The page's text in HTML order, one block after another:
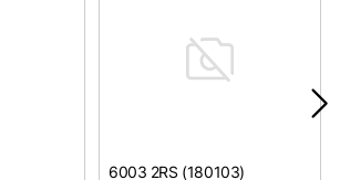
6003 2RS (180103)